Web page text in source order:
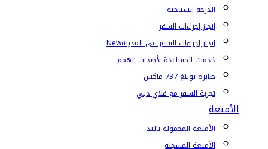
الدرجة السياحية
إنجاز إجراءات السفر
إنجاز إجراءات السفر في المدينةNew
خدمات المساعدة لأصحاب الهمم
طائرة بوينغ 737 ماكس
تجربة السفر مع فلاي دبي
الأمتعة
الأمتعة المحمولة باليد
الأمتعة المسجلة